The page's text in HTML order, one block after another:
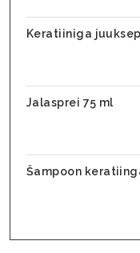
Keratiiniga
Jalasprei 75 ml
Šampoon